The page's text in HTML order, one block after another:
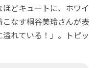
どキュートに、ホワイ
なす桐谷美玲さんが表
れている！」。トピッ